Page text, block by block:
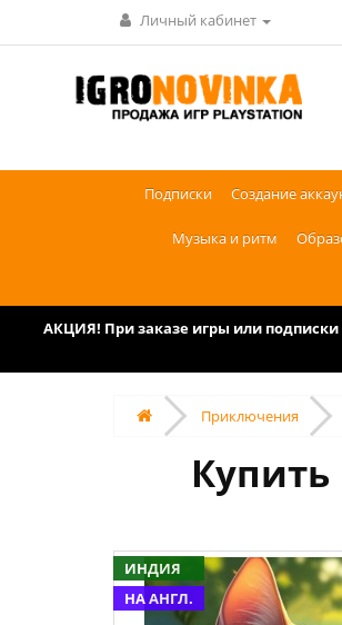
Личный кабинет
Подписки Создание
Музыка и ритм
АКЦИЯ! При заказе игры или
Приключения
Купить
ИНДИЯ
НА АНГЛ.